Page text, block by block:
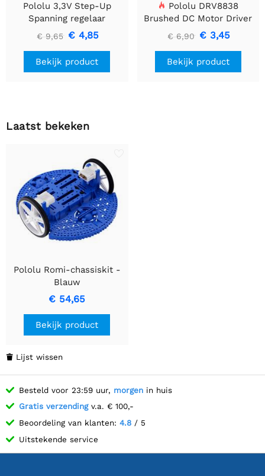
Pololu 3,3V Step-Up
Spanning regelaar
U1V10F3
€ 9,65 € 4,85
Bekijk product
Pololu DRV8838
Brushed DC Motor Driver
€ 6,90 € 3,45
Bekijk product
Laatst bekeken
Pololu Romi-chassiskit -
Blauw
€ 54,65
Bekijk product
 Lijst wissen
Besteld voor 23:59 uur, morgen in huis
Gratis verzendingv.a. € 100,-
Beoordeling van klanten: 4.8 / 5
Uitstekende service